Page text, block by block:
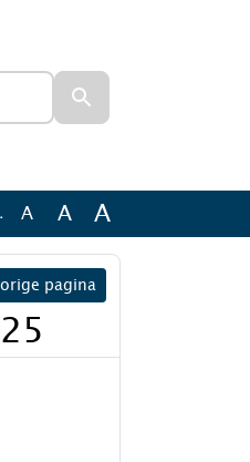
A A A
pagina